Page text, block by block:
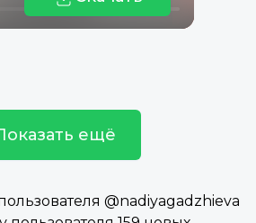
ещё
@nadiyagadzhieva